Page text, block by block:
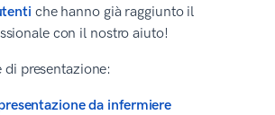
che hanno già raggiunto il
con il nostro aiuto!
di presentazione:
da infermiere